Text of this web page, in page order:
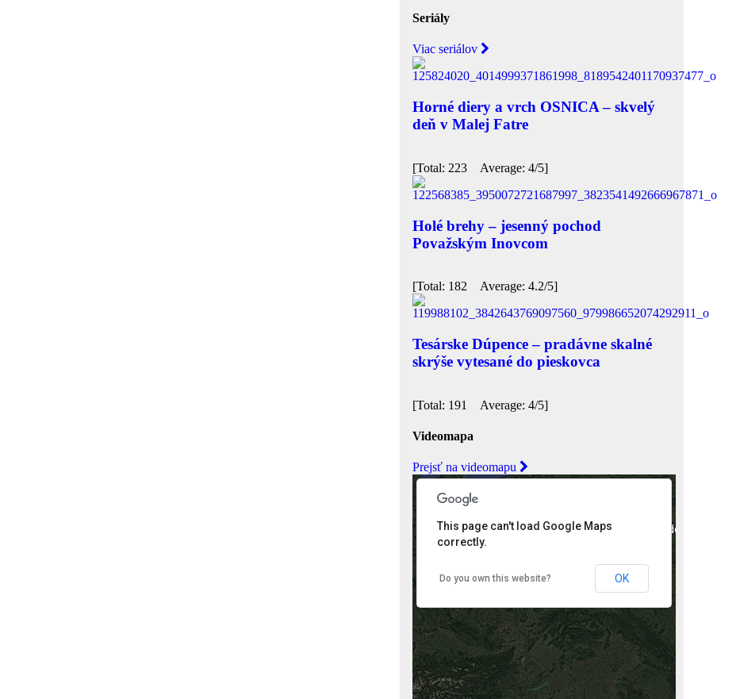
Seriály
Viac seriálov
Horné diery a vrch OSNICA – skvelý
deň v Malej Fatre
[Total: 223 Average: 4/5]
Holé brehy – jesenný pochod
Považským Inovcom
[Total: 182 Average: 4.2/5]
Tesárske Dúpence – pradávne skalné
skrýše vytesané do pieskovca
[Total: 191 Average: 4/5]
Videomapa
Prejsť na videomapu
For development purposes only For
This page can't load Google Maps
correctly.
Do you own this website? OK